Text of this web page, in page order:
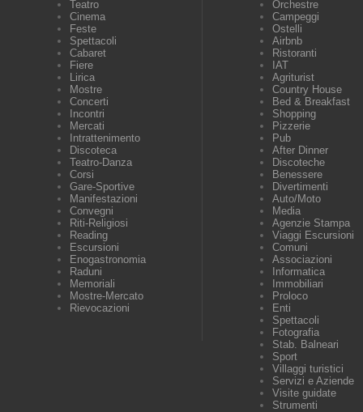
Teatro
Cinema
Feste
Spettacoli
Cabaret
Fiere
Lirica
Mostre
Concerti
Incontri
Mercati
Intrattenimento
Discoteca
Teatro-Danza
Corsi
Gare-Sportive
Manifestazioni
Convegni
Riti-Religiosi
Reading
Escursioni
Enogastronomia
Raduni
Memoriali
Mostre-Mercato
Rievocazioni
Orchestre
Campeggi
Ostelli
Airbnb
Ristoranti
IAT
Agriturist
Country House
Bed & Breakfast
Shopping
Pizzerie
Pub
After Dinner
Discoteche
Benessere
Divertimenti
Auto/Moto
Media
Agenzie Stampa
Viaggi Escursioni
Comuni
Associazioni
Informatica
Immobiliari
Proloco
Enti
Spettacoli
Fotografia
Stab. Balneari
Sport
Villaggi turistici
Servizi e Aziende
Visite guidate
Strumenti